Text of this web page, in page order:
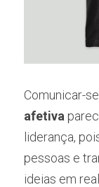
Comunicar-
afetiva
liderança,
pessoas e
ideias em